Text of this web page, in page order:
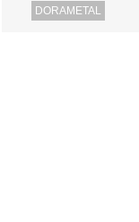
DORAMETAL